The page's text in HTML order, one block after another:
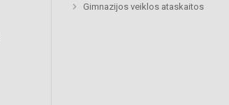
Gimnazijos veiklos ataskaitos